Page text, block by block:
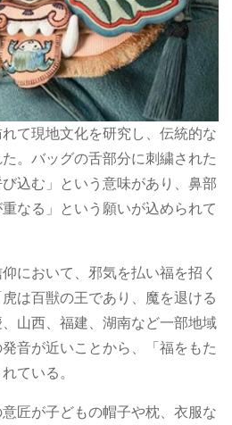
て現地文化を研究し、伝統的な
。バッグの舌部分に刺繍された
込む」という意味があり、鼻部
なる」という願いが込められて
において、邪気を払い福を招く
は百獣の王であり、魔を退ける
山西、福建、湖南など一部地域
音が近いことから、「福をもた
ている。
匠が子どもの帽子や枕、衣服な